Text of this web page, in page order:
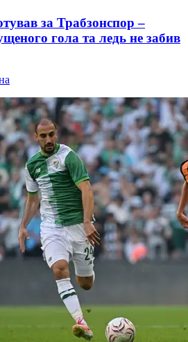
за Трабзонспор –
гола та ледь не забив